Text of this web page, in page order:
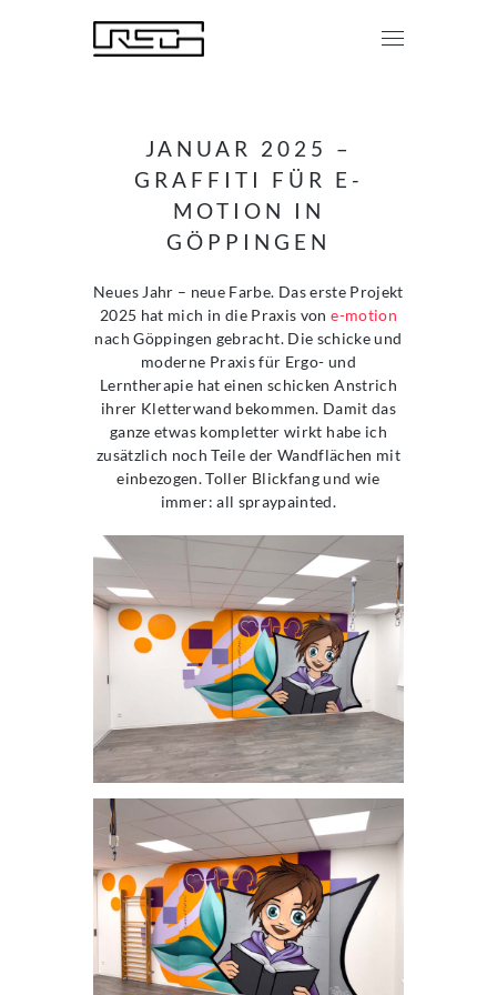
JANUAR 2025 –
GRAFFITI FÜR E-
MOTION IN
GÖPPINGEN
Neues Jahr – neue Farbe. Das erste Projekt
2025 hat mich in die Praxis vone-motion
nach Göppingen gebracht. Die schicke und
moderne Praxis für Ergo- und
Lerntherapie hat einen schicken Anstrich
ihrer Kletterwand bekommen. Damit das
ganze etwas kompletter wirkt habe ich
zusätzlich noch Teile der Wandflächen mit
einbezogen. Toller Blickfang und wie
immer: all spraypainted.